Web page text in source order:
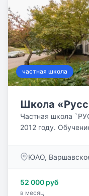
частная школа
Школа
Частная школа
2012 году.
человек.
harvard.ru/about_us
ЮАО,
52 000 руб
в месяц